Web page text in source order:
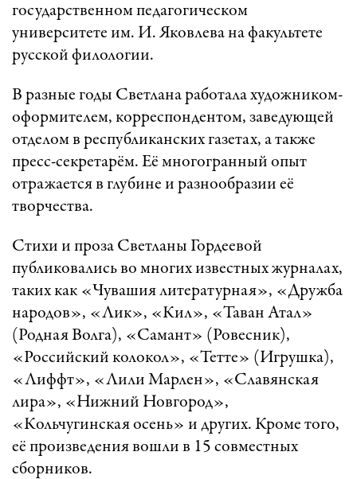
государственном педагогическом
университете им. И. Яковлева на факультете
русской филологии.
В разные годы Светлана работала художником-
оформителем, корреспондентом, заведующей
отделом в республиканских газетах, а также
пресс-секретарём. Её многогранный опыт
отражается в глубине и разнообразии её
творчества.
Стихи и проза Светланы Гордеевой
публиковались во многих известных журналах,
таких как «Чувашия литературная», «Дружба
народов», «Лик», «Кил», «Таван Атал»
(Родная Волга), «Самант» (Ровесник),
«Российский колокол», «Тетте» (Игрушка),
«Лиффт», «Лили Марлен», «Славянская
лира», «Нижний Новгород»,
«Кольчугинская осень» и других. Кроме того,
её произведения вошли в 15 совместных
сборников.